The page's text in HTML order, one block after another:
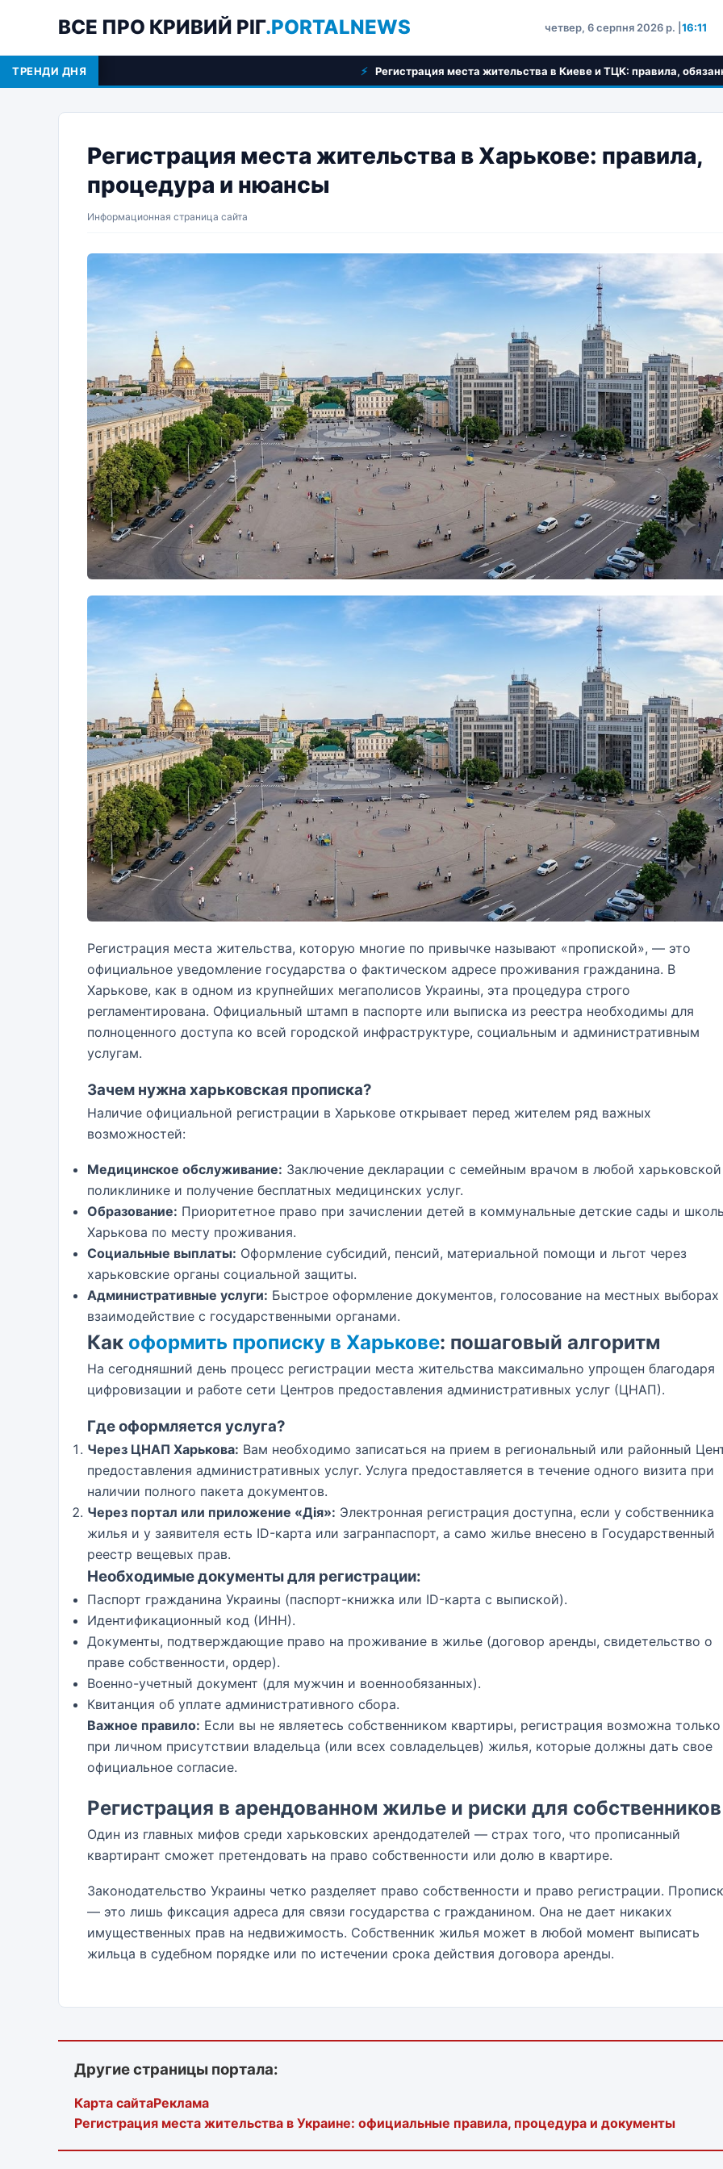
ВСЕ ПРО КРИВИЙ РІГ.PORTALNEWS четвер, 6 серпня 2026 р. | 16:11
ТРЕНДИ ДНЯ Регистрация места жительства в Киеве и ТЦК: правила, обязанности и пошаговый
Регистрация места жительства в Харькове: правила,
процедура и нюансы
Информационная страница сайта
Регистрация места жительства, которую многие по привычке называют «пропиской», — это
официальное уведомление государства о фактическом адресе проживания гражданина. В
Харькове, как в одном из крупнейших мегаполисов Украины, эта процедура строго
регламентирована. Официальный штамп в паспорте или выписка из реестра необходимы для
полноценного доступа ко всей городской инфраструктуре, социальным и административным
услугам.
Зачем нужна харьковская прописка?
Наличие официальной регистрации в Харькове открывает перед жителем ряд важных
возможностей:
Медицинское обслуживание: Заключение декларации с семейным врачом в любой харьковской
поликлинике и получение бесплатных медицинских услуг.
Образование: Приоритетное право при зачислении детей в коммунальные детские сады и
Харькова по месту проживания.
Социальные выплаты: Оформление субсидий, пенсий, материальной помощи и льгот через
харьковские органы социальной защиты.
Административные услуги: Быстрое оформление документов, голосование на местных выборах
взаимодействие с государственными органами.
Как оформить прописку в Харькове: пошаговый алгоритм
На сегодняшний день процесс регистрации места жительства максимально упрощен благодаря
цифровизации и работе сети Центров предоставления административных услуг (ЦНАП).
Где оформляется услуга?
Через ЦНАП Харькова: Вам необходимо записаться на прием в региональный или районный
предоставления административных услуг. Услуга предоставляется в течение одного визита при
наличии полного пакета документов.
Через портал или приложение «Дія»: Электронная регистрация доступна, если у собственника
жилья и у заявителя есть ID-карта или загранпаспорт, а само жилье внесено в Государственный
реестр вещевых прав.
Необходимые документы для регистрации:
Паспорт гражданина Украины (паспорт-книжка или ID-карта с выпиской).
Идентификационный код (ИНН).
Документы, подтверждающие право на проживание в жилье (договор аренды, свидетельство о
праве собственности, ордер).
Военно-учетный документ (для мужчин и военнообязанных).
Квитанция об уплате административного сбора.
Важное правило: Если вы не являетесь собственником квартиры, регистрация возможна только
при личном присутствии владельца (или всех совладельцев) жилья, которые должны дать свое
официальное согласие.
Регистрация в арендованном жилье и риски для собственников
Один из главных мифов среди харьковских арендодателей — страх того, что прописанный
квартирант сможет претендовать на право собственности или долю в квартире.
Законодательство Украины четко разделяет право собственности и право регистрации.
— это лишь фиксация адреса для связи государства с гражданином. Она не дает никаких
имущественных прав на недвижимость. Собственник жилья может в любой момент выписать
жильца в судебном порядке или по истечении срока действия договора аренды.
Другие страницы портала:
Карта сайтаРеклама
Регистрация места жительства в Украине: официальные правила, процедура и документы